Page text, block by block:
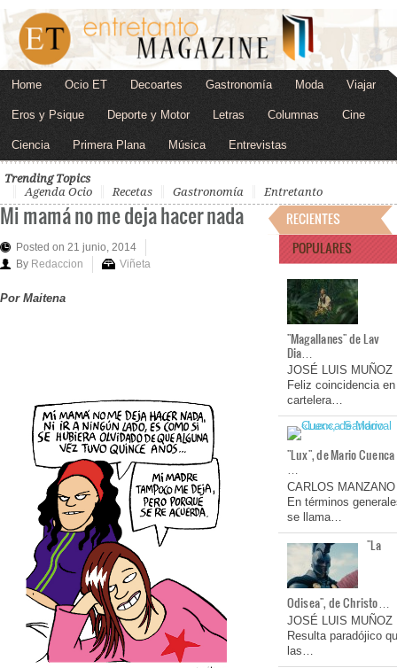
Home Ocio ET Decoartes Gastronomía Moda Viajar
Eros y Psique Deporte y Motor Letras Columnas Cine
Ciencia Primera Plana Música Entrevistas
Trending Topics
Agenda Ocio
Recetas Gastronomía Entretanto
Mi mamá no me deja hacer nada
Posted on 21 junio, 2014
By Redaccion Viñeta
Por Maitena
RECIENTES
POPULARES
"Magallanes" de Lav
Dia…
JOSÉ LUIS MUÑOZ
Feliz coincidencia en
cartelera…
"Lux", de Mario Cuenca
…
CARLOS MANZANO
En términos
se llama…
"La
Odisea", de Christo…
JOSÉ LUIS MUÑOZ
Resulta paradójico
las…